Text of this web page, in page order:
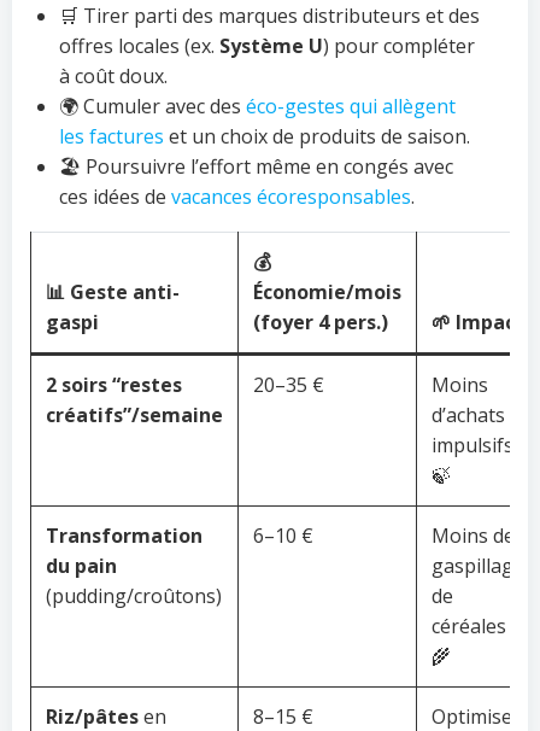
🛒 Tirer parti des marques distributeurs et des
offres locales (ex. Système U) pour compléter
à coût doux.
🌍 Cumuler avec des éco-gestes qui allègent
les factures et un choix de produits de saison.
🏖️ Poursuivre l’effort même en congés avec
ces idées de vacances écoresponsables.
📊 Geste anti-
gaspi
💰
Économie/mois
(foyer 4 pers.)
🌱 Impact
2 soirs “restes
créatifs”/semaine
20–35 €
Moins
d’achats
impulsifs
🍃
Transformation
du pain
(pudding/croûtons)
6–10 €
Moins de
gaspillage
de
céréales
🌾
Riz/pâtesen
8–15 €
Optimise